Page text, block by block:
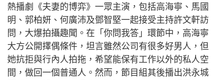
熱播劇《夫妻的博弈》一眾主演，包括高海寧、馬國
明、郭柏妍、何廣沛及鄧智堅一起接受主持許文軒訪
問，大爆拍攝趣聞。在「你問我答」環節中，高海寧
大方公開擇偶條件，坦言雖然公司有很多好男人，但
她抗拒與行內人拍拖，希望能保有工作以外的私人空
間，做回一個普通人。然而，節目組其後播出洪永城